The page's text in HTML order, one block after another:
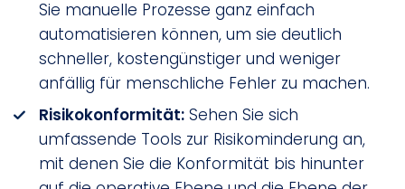
Sie manuelle Prozesse ganz einfach
automatisieren können, um sie deutlich
schneller, kostengünstiger und weniger
anfällig für menschliche Fehler zu machen.
Risikokonformität: Sehen Sie sich
umfassende Tools zur Risikominderung an,
mit denen Sie die Konformität bis hinunter